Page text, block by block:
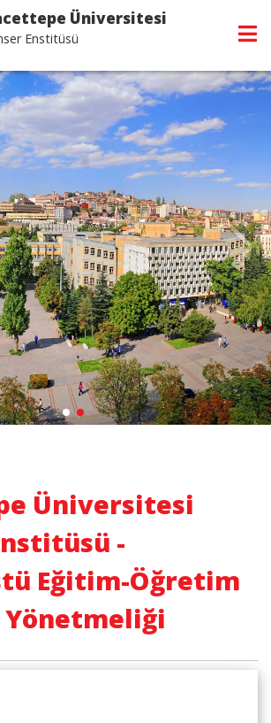
Üniversitesi
Enstitüsü
Üniversitesi
-
Eğitim-Öğretim
Yönetmeliği